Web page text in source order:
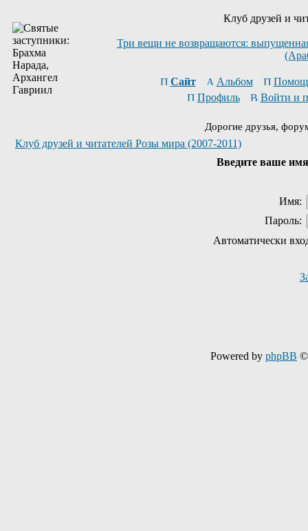
Клуб друзей и
Три вещи не возвращаются:
Сайт Альбом
Профиль
Войти и
Дорогие друзья,
Клуб друзей и читателей Розы мира (2007-2011)
Введите ваше
Имя:
Пароль:
Автоматически
Powered by phpBB ©